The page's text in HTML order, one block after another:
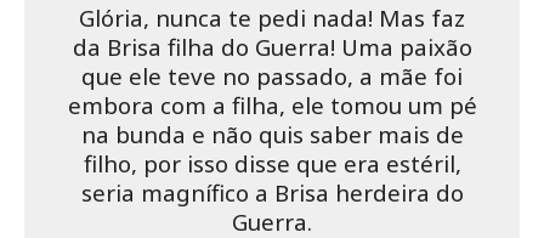
Glória, nunca te pedi nada! Mas faz
da Brisa filha do Guerra! Uma paixão
que ele teve no passado, a mãe foi
embora com a filha, ele tomou um pé
na bunda e não quis saber mais de
filho, por isso disse que era estéril,
seria magnífico a Brisa herdeira do
Guerra.